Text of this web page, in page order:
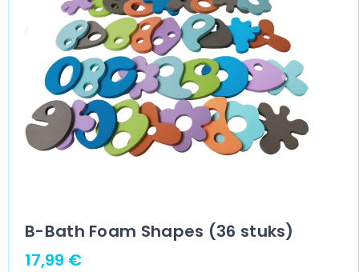
B-Bath Foam Shapes (36 stuks)
17,99 €